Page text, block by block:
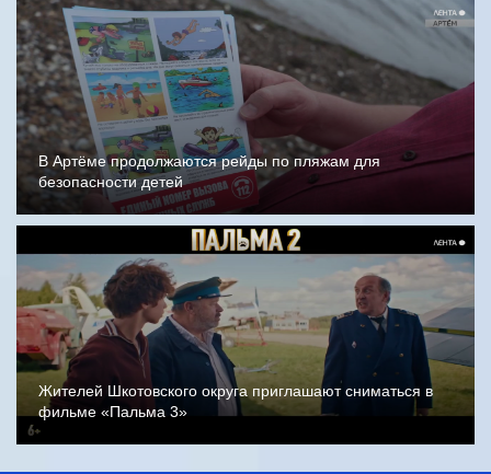
В Артёме продолжаются рейды по пляжам для
безопасности детей
Жителей Шкотовского округа приглашают сниматься в
фильме «Пальма 3»